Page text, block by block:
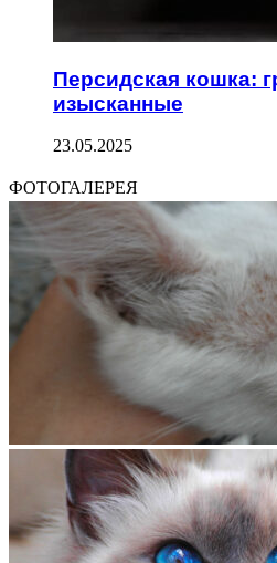
Персидская кошка:
изысканные
23.05.2025
ФОТОГАЛЕРЕЯ